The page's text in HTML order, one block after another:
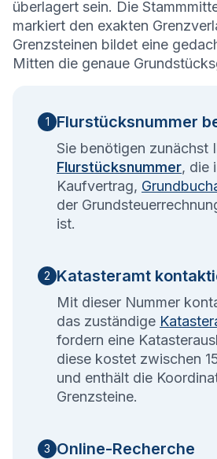
überlagert sein. Die
markiert den exakten
Grenzsteinen bildet eine
Mitten die genaue
1 Flurstücksnummer
Sie benötigen zunächst
Flurstücksnummer, die
Kaufvertrag,
der
ist.
2 Katasteramt
Mit dieser Nummer
das zuständige
fordern eine
diese kostet zwischen
und enthält die
Grenzsteine.
3 Online-Recherche